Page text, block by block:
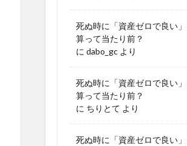
死ぬ時に「資産ゼロで良い
算って当たり前？
に dabo_gc より
死ぬ時に「資産ゼロで良い
算って当たり前？
に ちりとて より
死ぬ時に「資産ゼロで良い